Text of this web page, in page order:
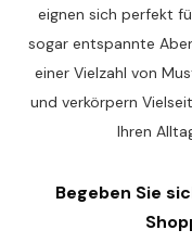
eignen sich perfekt
sogar entspannte
einer Vielzahl von
und verkörpern
Ihren
Begeben Sie